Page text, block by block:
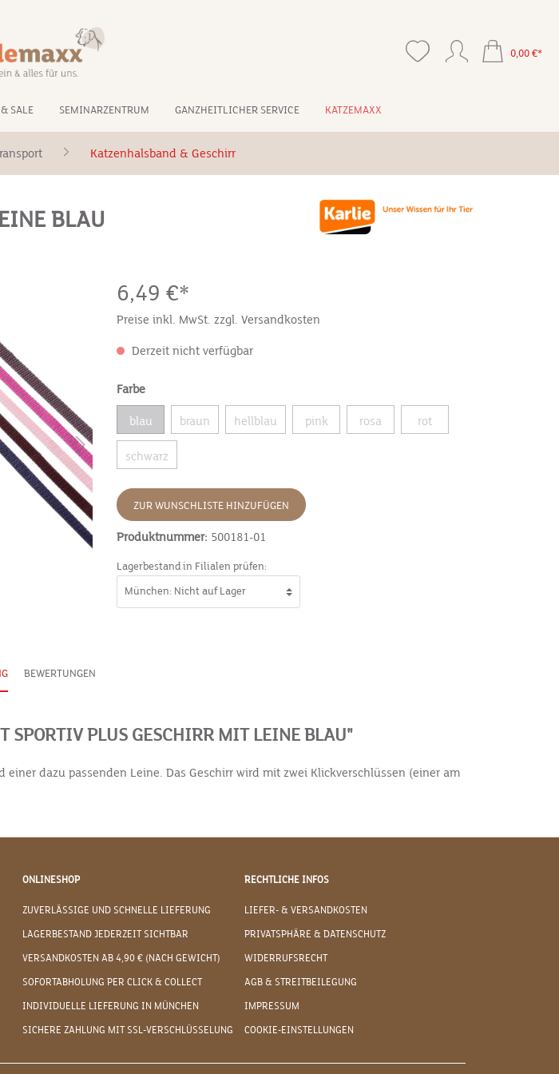
0,00 €*
SALE SEMINARZENTRUM GANZHEITLICHER SERVICE KATZEMAXX
Katzenhalsband & Geschirr
BLAU
6,49 €*
Preise inkl. MwSt. zzgl. Versandkosten
Derzeit nicht verfügbar
Farbe
blau braun hellblau pink rosa rot
schwarz
ZUR WUNSCHLISTE HINZUFÜGEN
Produktnummer: 500181-01
Lagerbestand in Filialen prüfen:
BEWERTUNGEN
SPORTIV PLUS GESCHIRR MIT LEINE BLAU"
dazu passenden Leine. Das Geschirr wird mit zwei Klickverschlüssen (einer am
ONLINESHOP
ZUVERLÄSSIGE UND SCHNELLE LIEFERUNG
LAGERBESTAND JEDERZEIT SICHTBAR
VERSANDKOSTEN AB 4,90 € (NACH GEWICHT)
SOFORTABHOLUNG PER CLICK & COLLECT
INDIVIDUELLE LIEFERUNG IN MÜNCHEN
SICHERE ZAHLUNG MIT SSL-VERSCHLÜSSELUNG
RECHTLICHE INFOS
LIEFER- & VERSANDKOSTEN
PRIVATSPHÄRE & DATENSCHUTZ
WIDERRUFSRECHT
AGB & STREITBEILEGUNG
IMPRESSUM
COOKIE-EINSTELLUNGEN